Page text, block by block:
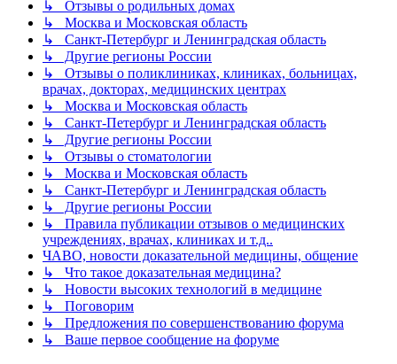
↳ Отзывы о родильных домах
↳ Москва и Московская область
↳ Санкт-Петербург и Ленинградская область
↳ Другие регионы России
↳ Отзывы о поликлиниках, клиниках, больницах,
врачах, докторах, медицинских центрах
↳ Москва и Московская область
↳ Санкт-Петербург и Ленинградская область
↳ Другие регионы России
↳ Отзывы о стоматологии
↳ Москва и Московская область
↳ Санкт-Петербург и Ленинградская область
↳ Другие регионы России
↳ Правила публикации отзывов о медицинских
учреждениях, врачах, клиниках и т.д..
ЧАВО, новости доказательной медицины, общение
↳ Что такое доказательная медицина?
↳ Новости высоких технологий в медицине
↳ Поговорим
↳ Предложения по совершенствованию форума
↳ Ваше первое сообщение на форуме